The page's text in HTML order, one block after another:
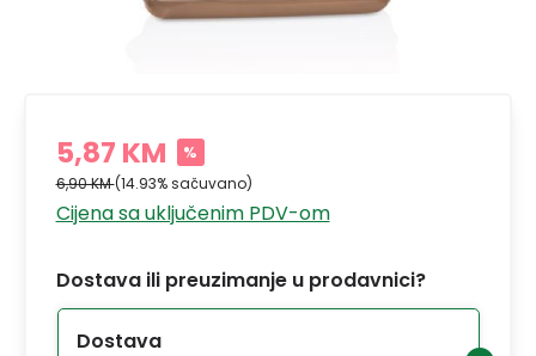
5,87 KM %
6,90 KM(14.93% sačuvano)
Cijena sa uključenim PDV-om
Dostava ili preuzimanje u prodavnici?
Dostava